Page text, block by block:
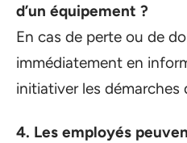
d’un équipement ?
En cas de perte ou de
immédiatement en
initiativer les démarches
4. Les employés